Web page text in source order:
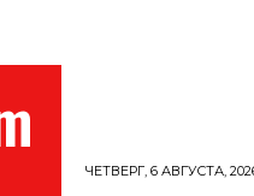
ЧЕТВЕРГ, 6 АВГУСТА,